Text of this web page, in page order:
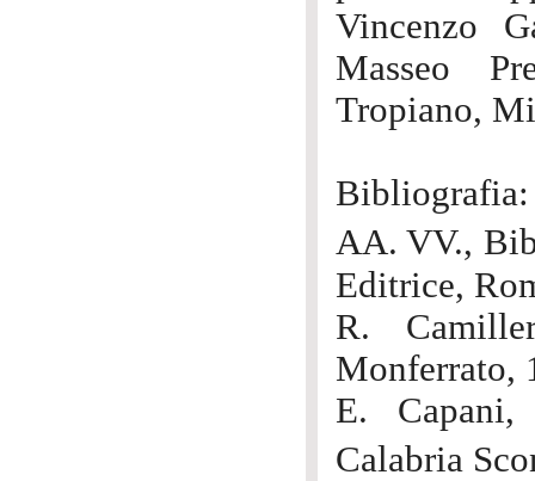
Vincenzo
Masseo
Tropiano,
Bibliografia:
AA. VV.,
Editrice,
R.
Monferrato,
E.
Calabria